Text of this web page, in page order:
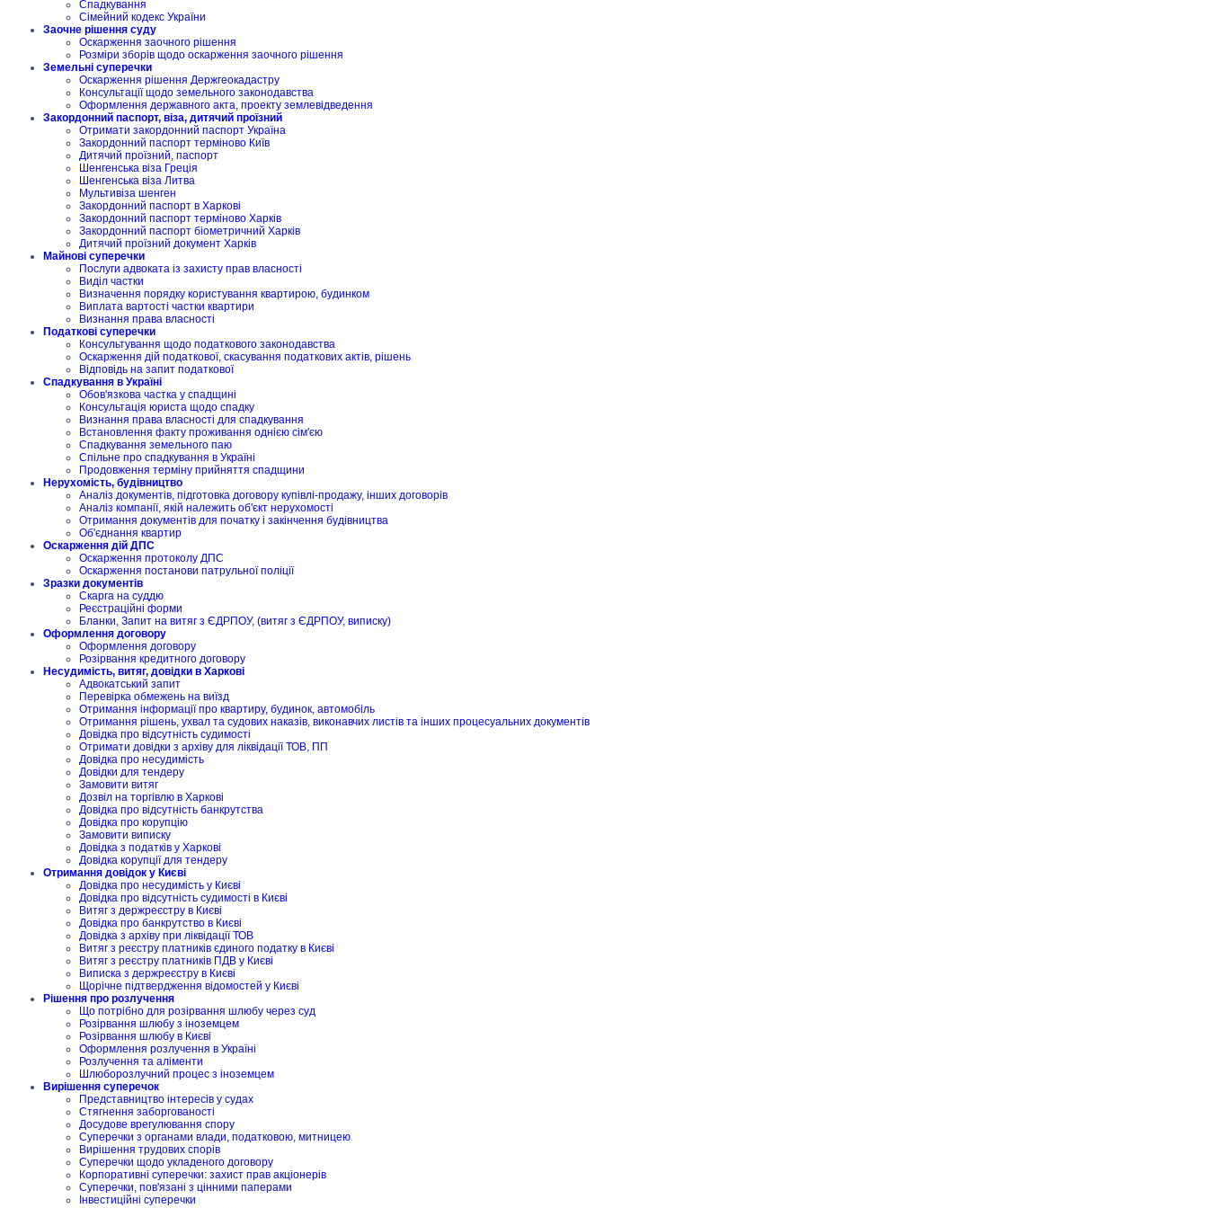
Спадкування
Сімейний кодекс України
Заочне рішення суду
Оскарження заочного рішення
Розміри зборів щодо оскарження заочного рішення
Земельні суперечки
Оскарження рішення Держгеокадастру
Консультації щодо земельного законодавства
Оформлення державного акта, проекту землевідведення
Закордонний паспорт, віза, дитячий проїзний
Отримати закордонний паспорт Україна
Закордонний паспорт терміново Київ
Дитячий проїзний, паспорт
Шенгенська віза Греція
Шенгенська віза Литва
Мультивіза шенген
Закордонний паспорт в Харкові
Закордонний паспорт терміново Харків
Закордонний паспорт біометричний Харків
Дитячий проїзний документ Харків
Майнові суперечки
Послуги адвоката із захисту прав власності
Виділ частки
Визначення порядку користування квартирою, будинком
Виплата вартості частки квартири
Визнання права власності
Податкові суперечки
Консультування щодо податкового законодавства
Оскарження дій податкової, скасування податкових актів, рішень
Відповідь на запит податкової
Спадкування в Україні
Обов'язкова частка у спадщині
Консультація юриста щодо спадку
Визнання права власності для спадкування
Встановлення факту проживання однією сім'єю
Спадкування земельного паю
Спільне про спадкування в Україні
Продовження терміну прийняття спадщини
Нерухомість, будівництво
Аналіз документів, підготовка договору купівлі-продажу, інших договорів
Аналіз компанії, якій належить об'єкт нерухомості
Отримання документів для початку і закінчення будівництва
Об'єднання квартир
Оскарження дій ДПС
Оскарження протоколу ДПС
Оскарження постанови патрульної поліції
Зразки документів
Скарга на суддю
Реєстраційні форми
Бланки, Запит на витяг з ЄДРПОУ, (витяг з ЄДРПОУ, виписку)
Оформлення договору
Оформлення договору
Розірвання кредитного договору
Несудимість, витяг, довідки в Харкові
Адвокатський запит
Перевірка обмежень на виїзд
Отримання інформації про квартиру, будинок, автомобіль
Отримання рішень, ухвал та судових наказів, виконавчих листів та інших процесуальних документів
Довідка про відсутність судимості
Отримати довідки з архіву для ліквідації ТОВ, ПП
Довідка про несудимість
Довідки для тендеру
Замовити витяг
Дозвіл на торгівлю в Харкові
Довідка про відсутність банкрутства
Довідка про корупцію
Замовити виписку
Довідка з податків у Харкові
Довідка корупції для тендеру
Отримання довідок у Києві
Довідка про несудимість у Києві
Довідка про відсутність судимості в Києві
Витяг з держреєстру в Києві
Довідка про банкрутство в Києві
Довідка з архіву при ліквідації ТОВ
Витяг з реєстру платників єдиного податку в Києві
Витяг з реєстру платників ПДВ у Києві
Виписка з держреєстру в Києві
Щорічне підтвердження відомостей у Києві
Рішення про розлучення
Що потрібно для розірвання шлюбу через суд
Розірвання шлюбу з іноземцем
Розірвання шлюбу в Києві
Оформлення розлучення в Україні
Розлучення та аліменти
Шлюборозлучний процес з іноземцем
Вирішення суперечок
Представництво інтересів у судах
Стягнення заборгованості
Досудове врегулювання спору
Суперечки з органами влади, податковою, митницею
Вирішення трудових спорів
Суперечки щодо укладеного договору
Корпоративні суперечки: захист прав акціонерів
Суперечки, пов'язані з цінними паперами
Інвестиційні суперечки